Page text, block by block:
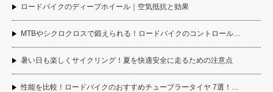
ロードバイクのディープホイール｜空気抵抗と効果
MTBやシクロクロスで鍛えられる！ロードバイクのコントロール…
暑い日も楽しくサイクリング！夏を快適安全に走るための注意点
性能を比較！ロードバイクのおすすめチューブラータイヤ 7選！…